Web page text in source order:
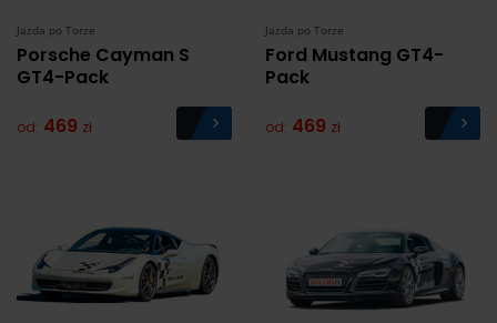
Polski. To miejsce, które zachęca miłośników motoryzacji
do doskonalenia swoich umiejętności i czerpania
się na przejażdżkę supersamochodem.
BMW
? Wybór należy do Ciebie!
Jazda po Torze
Porsche Cayman S
GT4-Pack
od: 469 zł
Jazda po Torze
Ford Mustang GT4-
Pack
od: 469 zł